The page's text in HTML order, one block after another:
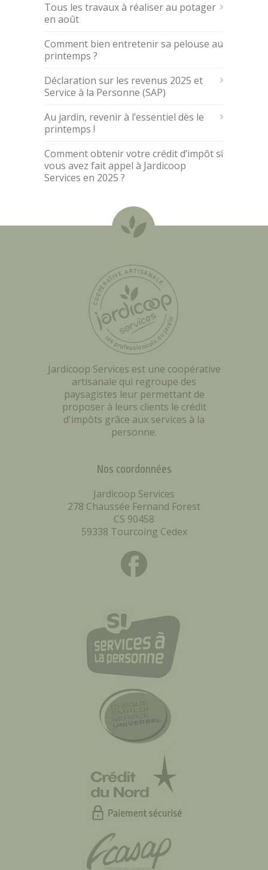
Tous les travaux à réaliser au potager
en août
Comment bien entretenir sa pelouse au
printemps ?
Déclaration sur les revenus 2025 et
Service à la Personne (SAP)
Au jardin, revenir à l’essentiel dès le
printemps !
Comment obtenir votre crédit d’impôt si
vous avez fait appel à Jardicoop
Services en 2025 ?
Jardicoop Services est une coopérative
artisanale qui regroupe des
paysagistes leur permettant de
proposer à leurs clients le crédit
d'impôts grâce aux services à la
personne.
Nos coordonnées
Jardicoop Services
278 Chaussée Fernand Forest
CS 90458
59338 Tourcoing Cedex